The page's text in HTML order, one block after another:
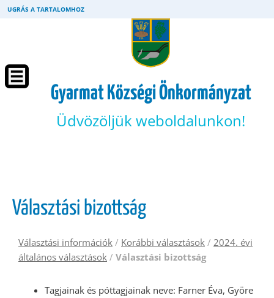
UGRÁS A TARTALOMHOZ
Gyarmat Községi Önkormányzat
Üdvözöljük weboldalunkon!
Választási bizottság
Választási információk / Korábbi választások / 2024. évi
általános választások / Választási bizottság
Tagjainak és póttagjainak neve: Farner Éva, Györe